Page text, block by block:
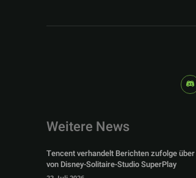
Weitere News
Tencent verhandelt Berichten zufolge
von Disney-Solitaire-Studio SuperPlay